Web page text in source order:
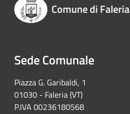
Comune di Faleria
Sede Comunale
Piazza G. Garibaldi, 1
01030 - Faleria (VT)
P.IVA 00236180568